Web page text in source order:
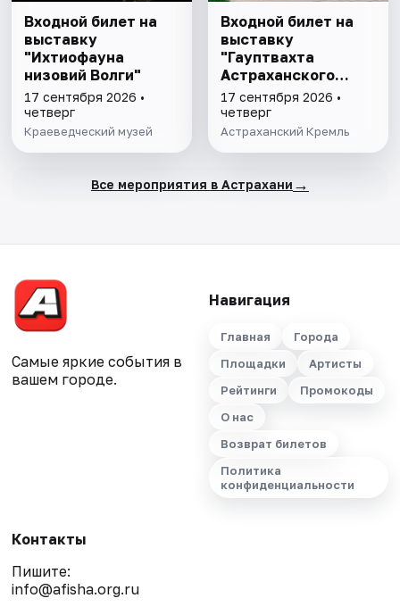
Входной билет на
выставку
"Ихтиофауна
низовий Волги"
17 сентября 2026 •
четверг
Краеведческий музей
Входной билет на
выставку
"Гауптвахта
Астраханского
гарнизона. XIX в."
17 сентября 2026 •
четверг
Астраханский Кремль
Все мероприятия в Астрахани →
Самые яркие события в
вашем городе.
Навигация
Главная
Города
Площадки
Артисты
Рейтинги
Промокоды
О нас
Возврат билетов
Политика
конфиденциальности
Контакты
Пишите:
info@afisha.org.ru